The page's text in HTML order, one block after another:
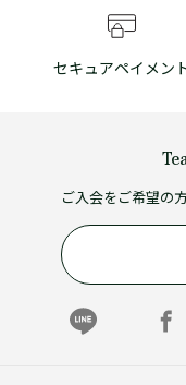
セキュアペイメン
ご入会をご希望の